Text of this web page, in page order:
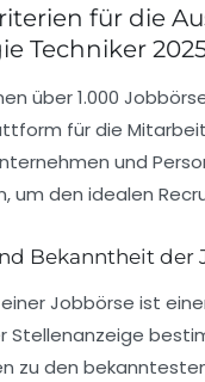
für die
Techniker
über 1.000
für die
und
um den idealen
Bekanntheit der
Jobbörse ist
Stellenanzeige
zu den